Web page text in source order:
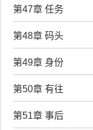
第47章 任务
第48章 码头
第49章 身份
第50章 有往
第51章 事后